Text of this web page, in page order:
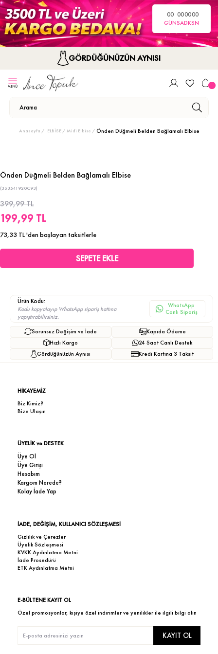
00
GÜN
00
SA
00
DK
00
SN
GÖRDÜĞÜNÜZÜN AYNISI
Anasayfa ELBİSE Midi Elbise Önden Düğmeli Belden Bağlamalı Elbise
Önden Düğmeli Belden Bağlamalı Elbise
(3S3541920C93)
399,99 TL
199,99 TL
73,33 TL'den başlayan taksitlerle
Ürün Kodu:
Kodu kopyalayıp WhatsApp sipariş hattına
yapıştırabilirsiniz.
WhatsApp
Canlı Sipariş
Sorunsuz Değişim ve İade
Hızlı Kargo
Gördüğünüzün Aynısı
Kapıda Ödeme
24 Saat Canlı Destek
Kredi Kartına 3 Taksit
HİKAYEMİZ
Biz Kimiz?
Bize Ulaşın
ÜYELİK ve DESTEK
Üye Ol
Üye Girişi
Hesabım
Kargom Nerede?
Kolay İade Yap
İADE, DEĞİŞİM, KULLANICI SÖZLEŞMESİ
Gizlilik ve Çerezler
Üyelik Sözleşmesi
KVKK Aydınlatma Metni
İade Prosedürü
ETK Aydınlatma Metni
E-BÜLTENE KAYIT OL
Özel promosyonlar, kişiye özel indirimler ve yenilikler ile ilgili bilgi alın
KAYIT OL